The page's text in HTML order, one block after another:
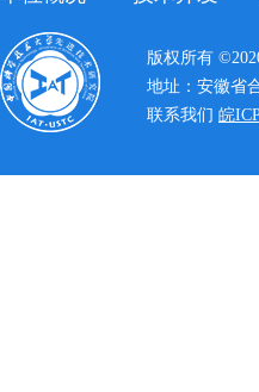
版权所有
地址：安徽省
联系我们 皖